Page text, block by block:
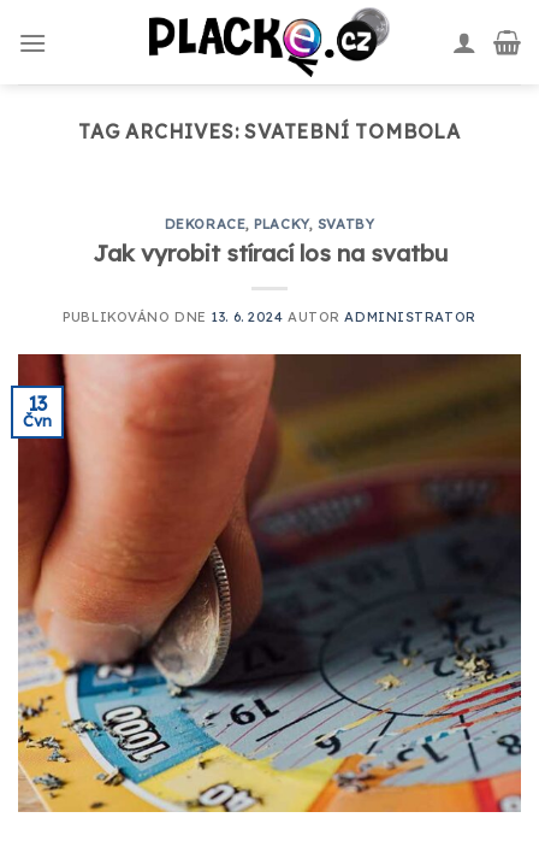
TAG ARCHIVES:SVATEBNÍ TOMBOLA
DEKORACE, PLACKY, SVATBY
Jak vyrobit stírací los na svatbu
PUBLIKOVÁNO DNE 13. 6. 2024 AUTORADMINISTRATOR
13
Čvn